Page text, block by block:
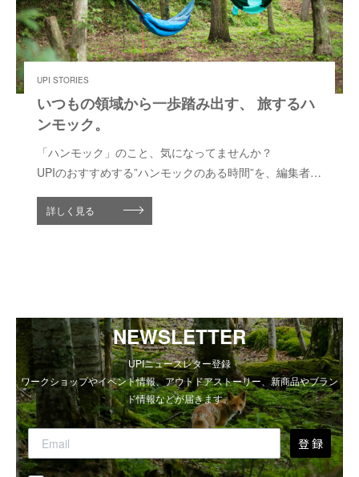
UPI STORIES
いつもの領域から一歩踏み出す、 旅するハ
ンモック。
「ハンモック」のこと、気になってませんか？
UPIのおすすめする”ハンモックのある時間”を、編集者の
詳しく見る
NEWSLETTER
UPIニュースレター登録
ワークショップやイベント情報、アウトドアストーリー、新商品やブラン
ド情報などが届きます。
登 録